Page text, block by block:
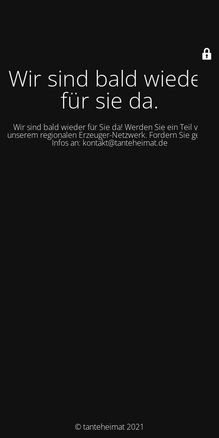
Wir sind bald wieder
für sie da.
Wir sind bald wieder für Sie da! Werden Sie ein Teil von
unserem regionalen Erzeuger-Netzwerk. Fordern Sie gerne
Infos an: kontakt@tanteheimat.de
© tanteheimat 2021